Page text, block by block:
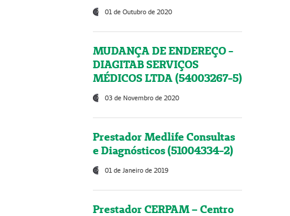
01 de Outubro de 2020
MUDANÇA DE ENDEREÇO -
DIAGITAB SERVIÇOS
MÉDICOS LTDA (54003267-5)
03 de Novembro de 2020
Prestador Medlife Consultas
e Diagnósticos (51004334-2)
01 de Janeiro de 2019
Prestador CERPAM – Centro